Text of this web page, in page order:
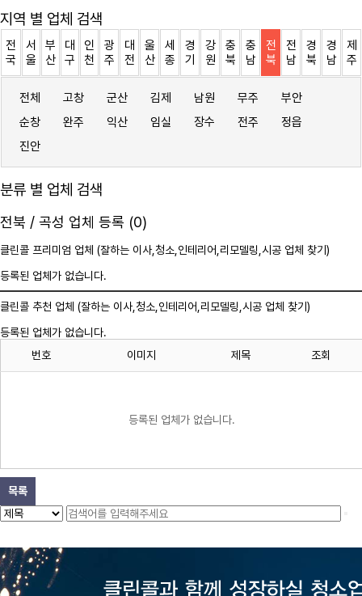
지역 별 업체 검색
전
국
서
울
부
산
대
구
인
천
광
주
대
전
울
산
세
종
경
기
강
원
충
북
충
남
전
북
전
남
경
북
경
남
제
주
전체 고창 군산 김제 남원 무주
부안
순창
완주 익산 임실 장수 전주
정읍
진안
분류 별 업체 검색
전북 / 곡성 업체 등록 (0)
클린콜 프리미엄 업체 (잘하는 이사, 청소 ,인테리어,리모델링,시공 업체 찾기)
등록된 업체가 없습니다.
클린콜 추천 업체 (잘하는 이사, 청소 ,인테리어,리모델링,시공 업체 찾기)
등록된 업체가 없습니다.
번호
이미지 제목 조회
등록된 업체가 없습니다.
목록